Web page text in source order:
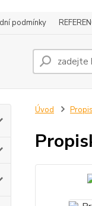
podmínky
Úvod